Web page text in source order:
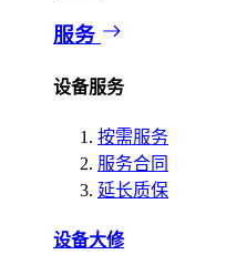
服务
设备服务
按需服务
服务合同
延长质保
设备大修